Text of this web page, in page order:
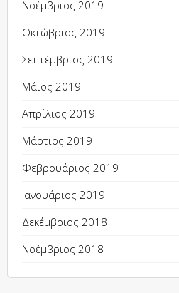
Νοέμβριος 2019
Οκτώβριος 2019
Σεπτέμβριος 2019
Μάιος 2019
Απρίλιος 2019
Μάρτιος 2019
Φεβρουάριος 2019
Ιανουάριος 2019
Δεκέμβριος 2018
Νοέμβριος 2018